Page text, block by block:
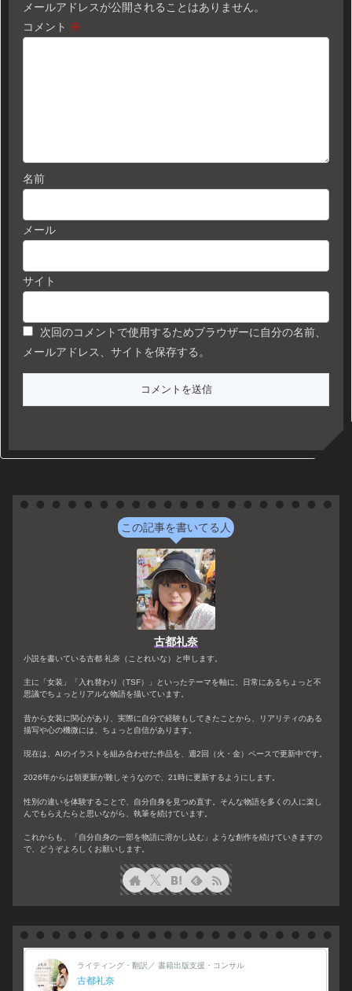
メールアドレスが公開されることはありません。
コメント ※
名前
メール
サイト
次回のコメントで使用するためブラウザーに自分の名前、
メールアドレス、サイトを保存する。
この記事を書いてる人
古都礼奈
小説を書いている古都 礼奈（ことれいな）と申します。
主に「女装」「入れ替わり（TSF）」といったテーマを軸に、日常にあるちょっと不
思議でちょっとリアルな物語を描いています。
昔から女装に関心があり、実際に自分で経験もしてきたことから、リアリティのある
描写や心の機微には、ちょっと自信があります。
現在は、AIのイラストを組み合わせた作品を、週2回（火・金）ペースで更新中です。
2026年からは朝更新が難しそうなので、21時に更新するようにします。
性別の違いを体験することで、自分自身を見つめ直す。そんな物語を多くの人に楽し
んでもらえたらと思いながら、執筆を続けています。
これからも、「自分自身の一部を物語に溶かし込む」ような創作を続けていきますの
で、どうぞよろしくお願いします。